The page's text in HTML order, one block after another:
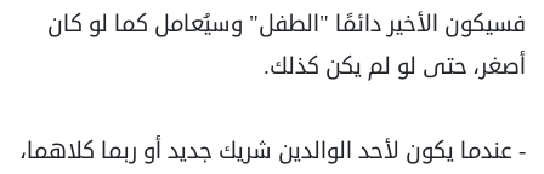
فسيكون الأخير دائمًا "الطفل" وسيُعامل كما لو كان
أصغر، حتى لو لم يكن كذلك.
- عندما يكون لأحد الوالدين شريك جديد أو ربما كلاهما،